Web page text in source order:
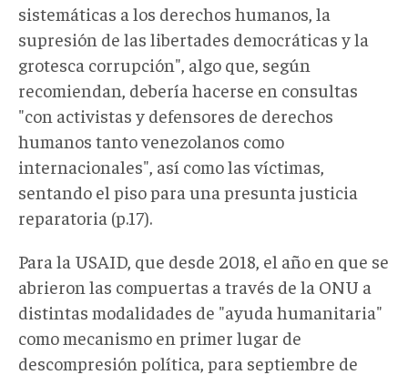
sistemáticas a los derechos humanos, la
supresión de las libertades democráticas y la
grotesca corrupción", algo que, según
recomiendan, debería hacerse en consultas
"con activistas y defensores de derechos
humanos tanto venezolanos como
internacionales", así como las víctimas,
sentando el piso para una presunta justicia
reparatoria (p.17).
Para la USAID, que desde 2018, el año en que se
abrieron las compuertas a través de la ONU a
distintas modalidades de "ayuda humanitaria"
como mecanismo en primer lugar de
descompresión política, para septiembre de